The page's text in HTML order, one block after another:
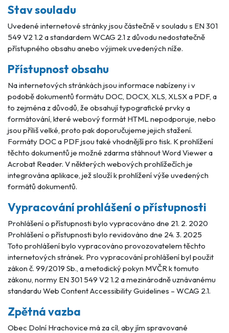
Stav souladu
Uvedené internetové stránky jsou částečně v souladu s EN 301
549 V2 1.2 a standardem WCAG 2.1 z důvodu nedostatečně
přístupného obsahu anebo výjimek uvedených níže.
Přístupnost obsahu
Na internetových stránkách jsou informace nabízeny i v
podobě dokumentů formátu DOC, DOCX, XLS, XLSX a PDF, a
to zejména z důvodů, že obsahují typografické prvky a
formátování, které webový formát HTML nepodporuje, nebo
jsou příliš velké, proto pak doporučujeme jejich stažení.
Formáty DOC a PDF jsou také vhodnější pro tisk. K prohlížení
těchto dokumentů je možné zdarma stáhnout Word Viewer a
Acrobat Reader. V některých webových prohlížečích je
integrována aplikace, jež slouží k prohlížení výše uvedených
formátů dokumentů.
Vypracování prohlášení o přístupnosti
Prohlášení o přístupnosti bylo vypracováno dne 21. 2. 2020
Prohlášení o přístupnosti bylo revidováno dne 24. 3. 2025
Toto prohlášení bylo vypracováno provozovatelem těchto
internetových stránek. Pro vypracování prohlášení byl použit
zákon č. 99/2019 Sb., a metodický pokyn MVČR k tomuto
zákonu, normy EN 301 549 V2 1.2 a mezinárodně uznávanému
standardu Web Content Accessibility Guidelines – WCAG 2.1.
Zpětná vazba
Obec Dolní Hrachovice má za cíl, aby jím spravované